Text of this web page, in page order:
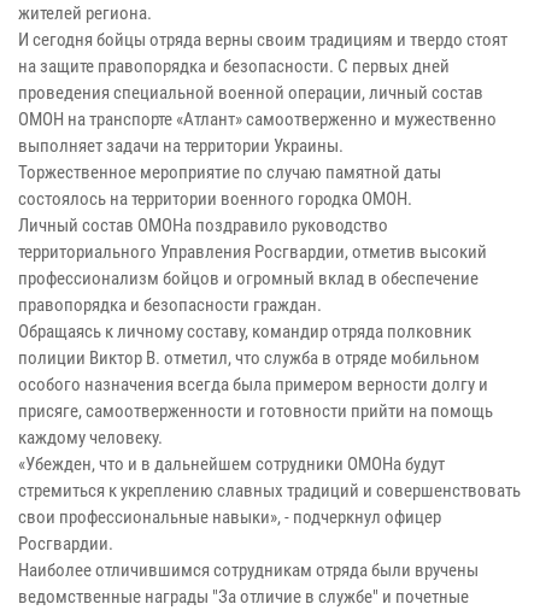
жителей региона.
И сегодня бойцы отряда верны своим традициям и твердо стоят
на защите правопорядка и безопасности. С первых дней
проведения специальной военной операции, личный состав
ОМОН на транспорте «Атлант» самоотверженно и мужественно
выполняет задачи на территории Украины.
Торжественное мероприятие по случаю памятной даты
состоялось на территории военного городка ОМОН.
Личный состав ОМОНа поздравило руководство
территориального Управления Росгвардии, отметив высокий
профессионализм бойцов и огромный вклад в обеспечение
правопорядка и безопасности граждан.
Обращаясь к личному составу, командир отряда полковник
полиции Виктор В. отметил, что служба в отряде мобильном
особого назначения всегда была примером верности долгу и
присяге, самоотверженности и готовности прийти на помощь
каждому человеку.
«Убежден, что и в дальнейшем сотрудники ОМОНа будут
стремиться к укреплению славных традиций и совершенствовать
свои профессиональные навыки», - подчеркнул офицер
Росгвардии.
Наиболее отличившимся сотрудникам отряда были вручены
ведомственные награды "За отличие в службе" и почетные